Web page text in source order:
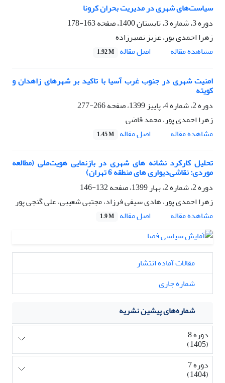
سیاست‌های شهری در مدیریت بحران کرونا
دوره 3، شماره 3، تابستان 1400، صفحه
163-178
زهرا احمدی پور، عزیز نصیرزاده
مشاهده مقاله
اصل مقاله 1.92 M
امنیت شهری در جنوب غرب آسیا با تاکید بر شهرهای زاهدان و
کویته
دوره 2، شماره 4، پاییز 1399، صفحه
266-277
زهرا احمدی پور، محمد قاضی
مشاهده مقاله
اصل مقاله 1.45 M
تحلیل کارکرد نشانه های شهری در بازنمایی هویت‌ملی (مطالعه
موردی: نقاشی‌دیواری های منطقه 6 تهران)
دوره 2، شماره 2، بهار 1399، صفحه
132-146
زهرا احمدی پور، هادی سیفی فرزاد، مجتبی شعیبی، علی گنجی پور
مشاهده مقاله
اصل مقاله 1.9 M
مقالات آماده انتشار
شماره جاری
شماره‌های پیشین نشریه
دوره 8
(1405)
دوره 7
(1404)